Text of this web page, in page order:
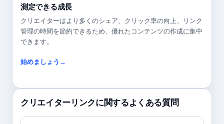
測定できる成長
クリエイターはより多くのシェア、クリック率の向上、リンク
管理の時間を節約できるため、優れたコンテンツの作成に集中
できます。
始めましょう→
クリエイターリンクに関するよくある質問